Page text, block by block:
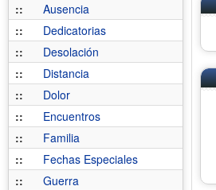
::
Ausencia
::
Dedicatorias
::
Desolación
::
Distancia
::
Dolor
::
Encuentros
::
Familia
::
Fechas Especiales
::
Guerra